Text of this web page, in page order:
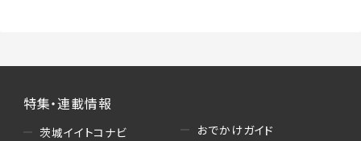
特集・連載情報
茨城イイトコナビ
おでかけガイド